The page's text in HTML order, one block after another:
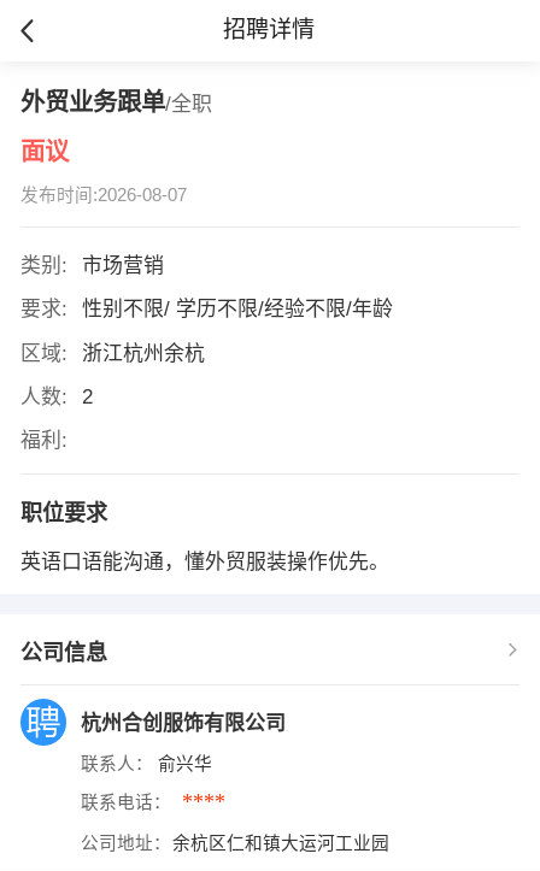
招聘详情
外贸业务跟单/全职
面议
发布时间:2026-08-07
类别:
市场营销
要求:
性别不限/ 学历不限/经验不限/年龄
区域:
浙江杭州余杭
人数:
2
福利:
职位要求
英语口语能沟通，懂外贸服装操作优先。
公司信息
杭州合创服饰有限公司
联系人： 俞兴华
联系电话： ****
公司地址： 余杭区仁和镇大运河工业园